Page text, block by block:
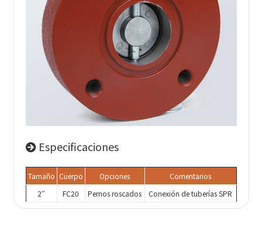
Especificaciones
Tamaño Cuerpo Opciones
Comentarios
2″
FC20 Pernos roscados Conexión de tuberías SPR